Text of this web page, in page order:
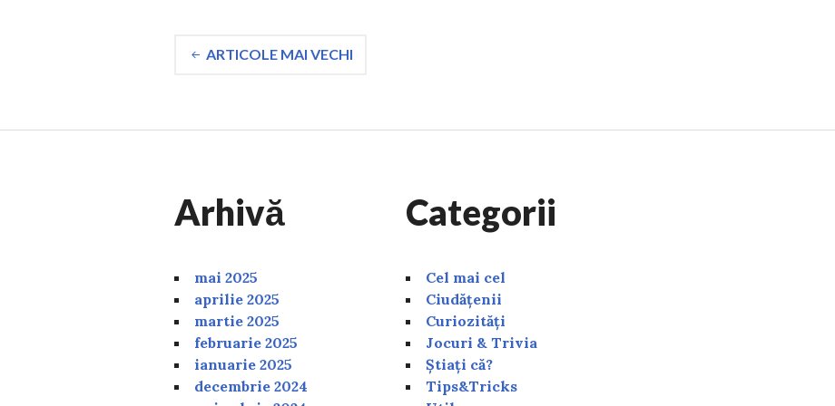
Navigare
ARTICOLE MAI VECHI
Arhivă
mai 2025
aprilie 2025
martie 2025
februarie 2025
ianuarie 2025
decembrie 2024
Categorii
Cel mai cel
Ciudățenii
Curiozități
Jocuri & Trivia
Știați că?
Tips&Tricks